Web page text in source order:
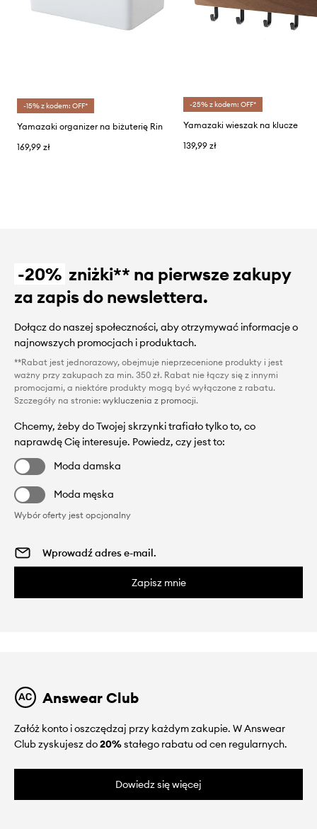
-15% z kodem: OFF*
Yamazaki organizer na biżuterię Rin
169,99 zł
-25% z kodem: OFF*
Yamazaki wieszak na klucze
139,99 zł
-20% zniżki** na pierwsze zakupy
za zapis do newslettera.
Dołącz do naszej społeczności, aby otrzymywać informacje o
najnowszych promocjach i produktach.
**Rabat jest jednorazowy, obejmuje nieprzecenione produkty i jest
ważny przy zakupach za min. 350 zł. Rabat nie łączy się z innymi
promocjami, a niektóre produkty mogą być wyłączone z rabatu.
Szczegóły na stronie: wykluczenia z promocji.
Chcemy, żeby do Twojej skrzynki trafiało tylko to, co
naprawdę Cię interesuje. Powiedz, czy jest to:
Moda damska
Moda męska
Wybór oferty jest opcjonalny
Zapisz mnie
Answear Club
Załóż konto i oszczędzaj przy każdym zakupie. W Answear
Club zyskujesz do20%stałego rabatu od cen regularnych.
Dowiedz się więcej